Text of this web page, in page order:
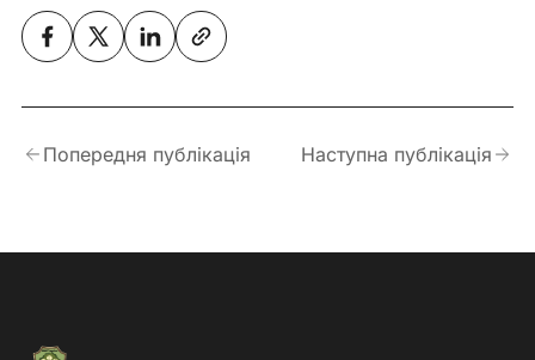
Попередня публікація Наступна публікація